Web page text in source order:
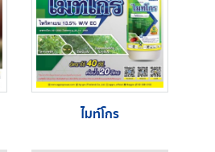
ไมท์โกร